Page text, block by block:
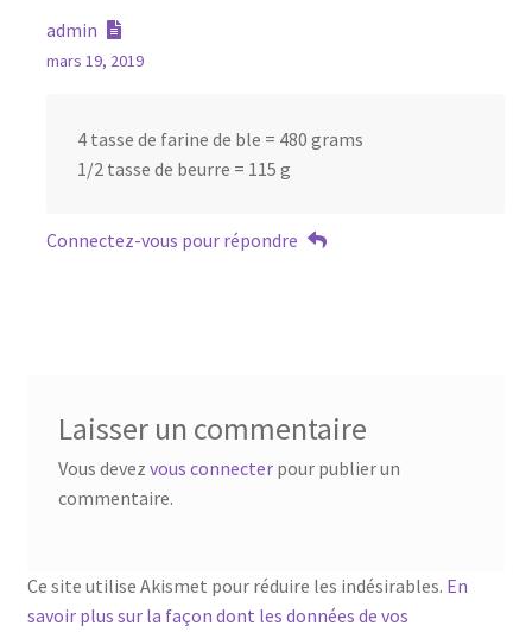
admin
mars 19, 2019
4 tasse de farine de ble = 480 grams
1/2 tasse de beurre = 115 g
Connectez-vous pour répondre
Laisser un commentaire
Vous devez vous connecterpour publier un
commentaire.
Ce site utilise Akismet pour réduire les indésirables. En
savoir plus sur la façon dont les données de vos